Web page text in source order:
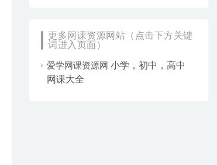
更多网课资源网站（点击下方关键
词进入页面）
爱学网课资源网 小学，初中，高中
网课大全